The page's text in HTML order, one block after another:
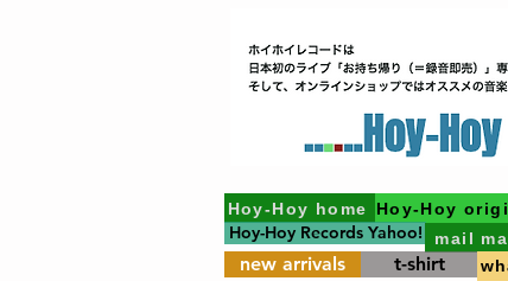
Hoy-Hoy home Hoy-Hoy
Hoy-Hoy Records Yahoo! mail
new arrivals
t-shirt